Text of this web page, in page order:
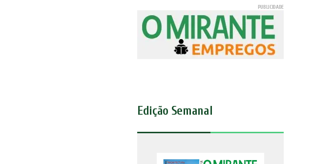
Edição Semanal